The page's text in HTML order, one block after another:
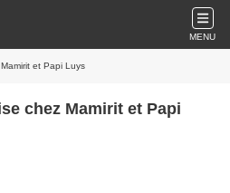
MENU
et Papi Luys
chez Mamirit et Papi